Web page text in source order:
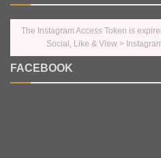
The Instagram Access Token is
Social, Like & View >
FACEBOOK